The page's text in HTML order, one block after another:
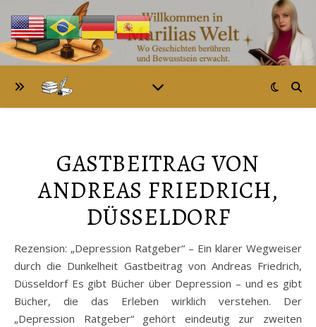
GASTBEITRAG VON
ANDREAS FRIEDRICH,
DÜSSELDORF
Rezension: „Depression Ratgeber“ – Ein klarer Wegweiser
durch die Dunkelheit Gastbeitrag von Andreas Friedrich,
Düsseldorf Es gibt Bücher über Depression – und es gibt
Bücher, die das Erleben wirklich verstehen. Der
„Depression Ratgeber“ gehört eindeutig zur zweiten